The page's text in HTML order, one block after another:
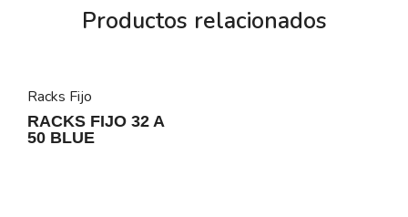
Productos relacionados
Racks Fijo
RACKS FIJO 32 A
50 BLUE